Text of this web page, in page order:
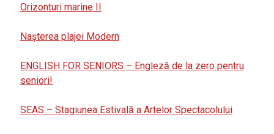
Orizonturi marine II
Nașterea plajei Modern
ENGLISH FOR SENIORS – Engleză de la zero pentru
seniori!
SEAS – Stagiunea Estivală a Artelor Spectacolului